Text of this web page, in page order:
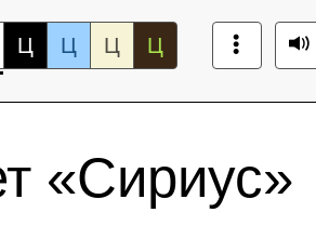
Ц Ц Ц Ц
«Сириус»